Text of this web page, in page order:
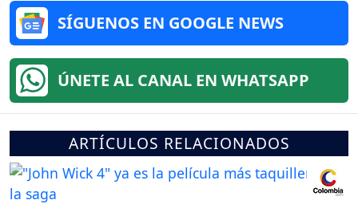
SÍGUENOS EN GOOGLE NEWS
ÚNETE AL CANAL EN WHATSAPP
ARTÍCULOS RELACIONADOS